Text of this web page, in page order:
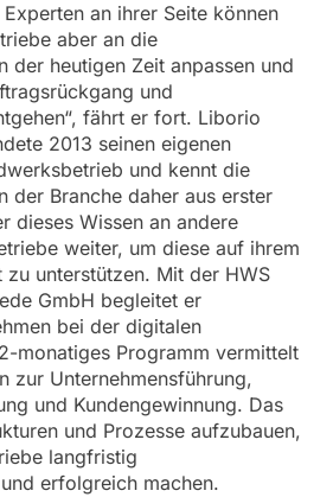
an ihrer Seite können
aber an die
der heutigen Zeit anpassen und
und
fährt er fort. Liborio
2013 seinen eigenen
und kennt die
der Branche daher aus erster
dieses Wissen an andere
weiter, um diese auf ihrem
zu unterstützen. Mit der HWS
GmbH begleitet er
bei der digitalen
monatiges Programm vermittelt
zur Unternehmensführung,
und Kundengewinnung. Das
und Prozesse aufzubauen,
langfristig
erfolgreich machen.